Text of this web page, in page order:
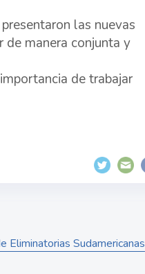
las nuevas
de manera conjunta y
de trabajar
Eliminatorias Sudamericanas